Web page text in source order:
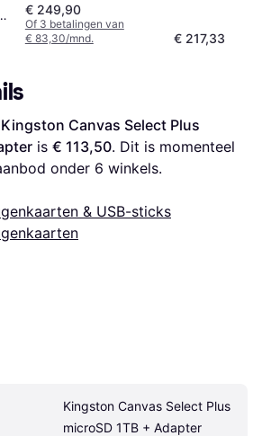
+SD adapter
€ 249,90
Of 3 betalingen van
€ 83,30/mnd.
€ 217,33
Kingston Canvas Select Plus
is € 113,50. Dit is momenteel
onder 6 winkels.
& USB-sticks
Kingston Canvas Select Plus
microSD 1TB + Adapter